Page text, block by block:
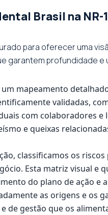
Brasil na
para oferecer uma
garantem profundidade
um mapeamento
validadas,
com colaboradores
e queixas
classificamos os
Esta matriz visual
do plano de ação
as origens e os
de gestão que os